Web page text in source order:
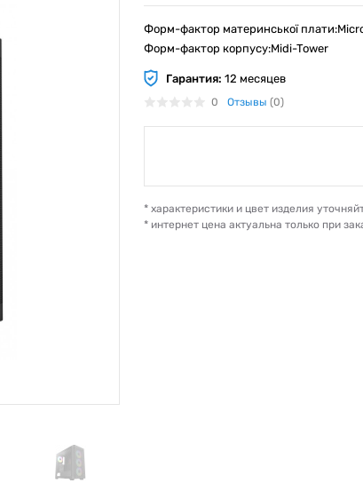
Форм-фактор материнської
Форм-фактор корпусу:Midi-Tower
Гарантия: 12 месяцев
0 Отзывы (0)
* характеристики и цвет изделия
* интернет цена актуальна только при